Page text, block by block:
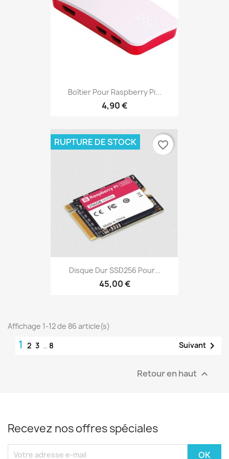
Boîtier Pour Raspberry Pi...
4,90 €
Disque Dur SSD256 Pour...
45,00 €
RUPTURE DE STOCK favorite_border
Affichage 1-12 de 86 article(s)
1 2 3 … 8 Suivant 
Retour en haut 
Recevez nos offres spéciales